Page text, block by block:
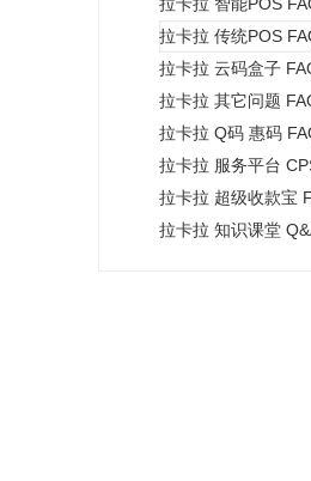
拉卡拉 传统POS
拉卡拉 云码盒子
拉卡拉 其它问题
拉卡拉 Q码 惠码
拉卡拉 服务平台
拉卡拉 超级收款宝
拉卡拉 知识课堂